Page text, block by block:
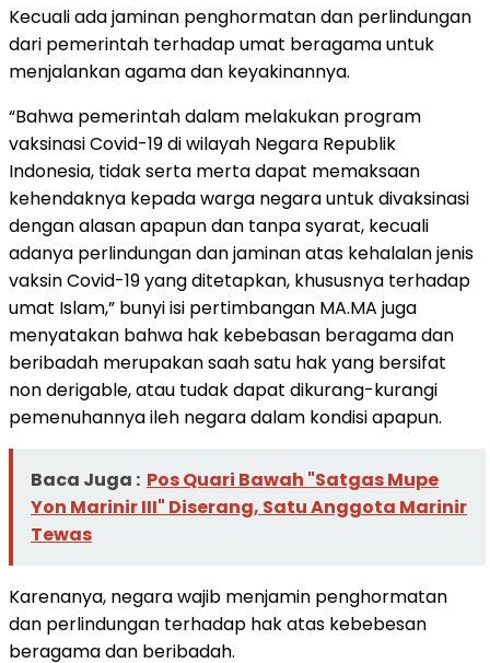
Kecuali ada jaminan penghormatan dan perlindungan
dari pemerintah terhadap umat beragama untuk
menjalankan agama dan keyakinannya.
“Bahwa pemerintah dalam melakukan program
vaksinasi Covid-19 di wilayah Negara Republik
Indonesia, tidak serta merta dapat memaksaan
kehendaknya kepada warga negara untuk divaksinasi
dengan alasan apapun dan tanpa syarat, kecuali
adanya perlindungan dan jaminan atas kehalalan jenis
vaksin Covid-19 yang ditetapkan, khususnya terhadap
umat Islam,” bunyi isi pertimbangan MA.MA juga
menyatakan bahwa hak kebebasan beragama dan
beribadah merupakan saah satu hak yang bersifat
non derigable, atau tudak dapat dikurang-kurangi
pemenuhannya ileh negara dalam kondisi apapun.
Baca Juga : Pos Quari Bawah "Satgas Mupe
Yon Marinir III" Diserang, Satu Anggota Marinir
Tewas
Karenanya, negara wajib menjamin penghormatan
dan perlindungan terhadap hak atas kebebesan
beragama dan beribadah.